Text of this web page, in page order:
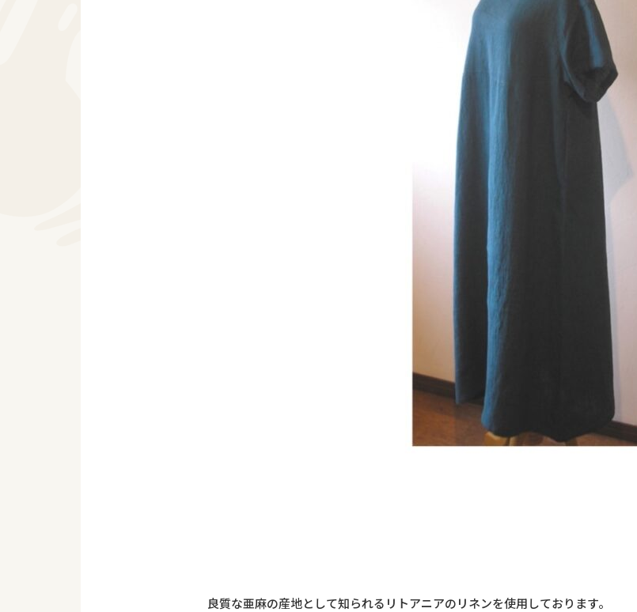
良質な亜麻の産地として知られるリトアニアのリネンを使用しております。